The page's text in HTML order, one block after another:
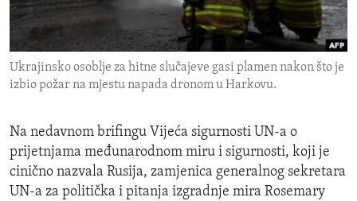
ENVIRONMENT AND HEALTH
IDEALS AND INSTITUTIONS
Ukrajinsko osoblje za hitne slučajeve gasi plamen nakon što je
izbio požar na mjestu napada dronom u Harkovu.
Na nedavnom brifingu Vijeća sigurnosti UN-a o
prijetnjama međunarodnom miru i sigurnosti, koji je
cinično nazvala Rusija, zamjenica generalnog sekretara
UN-a za politička i pitanja izgradnje mira Rosemary